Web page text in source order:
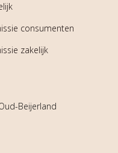
consumenten
zakelijk
Beijerland